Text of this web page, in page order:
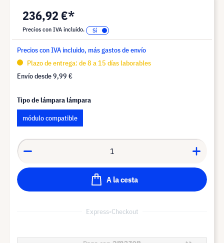
236,92 €*
Precios con IVA incluido.
Precios con IVA incluido, más gastos de envío
Plazo de entrega: de 8 a 15 días laborables
Envío desde9,99 €
Tipo de lámpara lámpara
módulo compatible
A la cesta
Express-Checkout